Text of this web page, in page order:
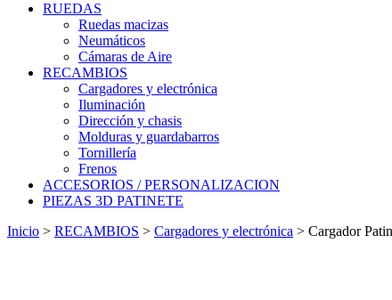
RUEDAS
Ruedas macizas
Neumáticos
Cámaras de Aire
RECAMBIOS
Cargadores y electrónica
Iluminación
Dirección y chasis
Molduras y guardabarros
Tornillería
Frenos
ACCESORIOS / PERSONALIZACION
PIEZAS 3D PATINETE
Inicio > RECAMBIOS > Cargadores y electrónica > Cargador